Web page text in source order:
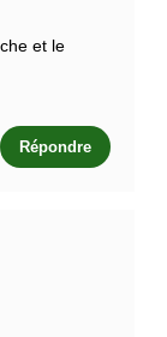
et le
Répondre